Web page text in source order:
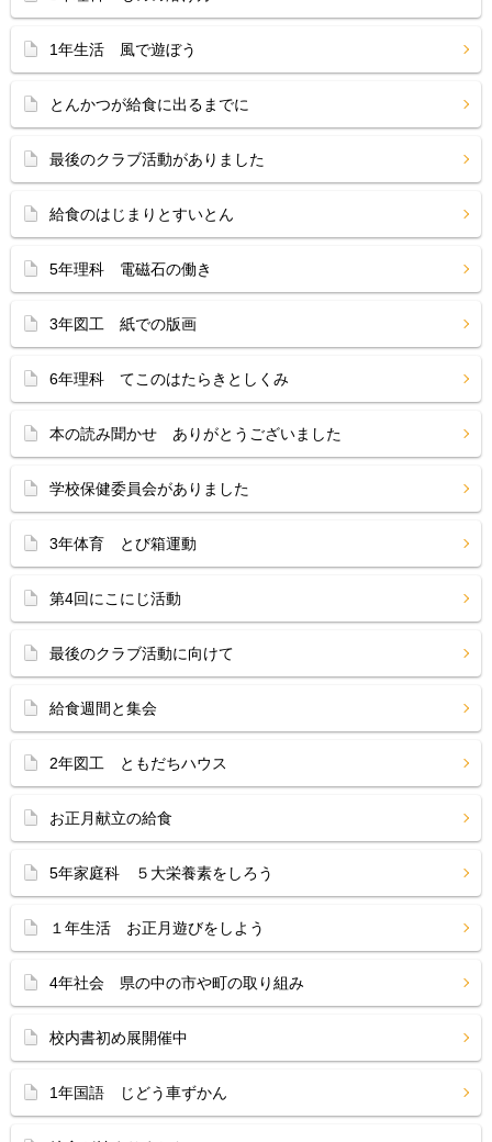
1年生活 風で遊ぼう
とんかつが給食に出るまでに
最後のクラブ活動がありました
給食のはじまりとすいとん
5年理科 電磁石の働き
3年図工 紙での版画
6年理科 てこのはたらきとしくみ
本の読み聞かせ ありがとうございました
学校保健委員会がありました
3年体育 とび箱運動
第4回にこにじ活動
最後のクラブ活動に向けて
給食週間と集会
2年図工 ともだちハウス
お正月献立の給食
5年家庭科 ５大栄養素をしろう
１年生活 お正月遊びをしよう
4年社会 県の中の市や町の取り組み
校内書初め展開催中
1年国語 じどう車ずかん